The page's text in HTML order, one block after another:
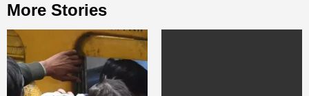
More Stories